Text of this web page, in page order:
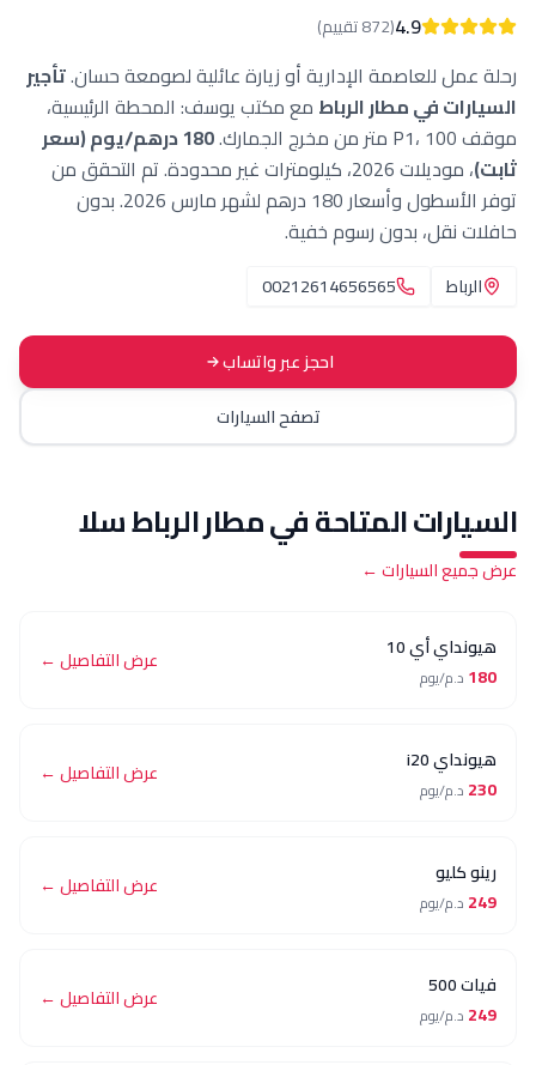
4.9
(
872تقييم)
للعاصمة الإدارية أو زيارة عائلية لصومعة حسان.تأجير
في مطار الرباطمع مكتب يوسف: المحطة الرئيسية،
180 درهم/يوم (سعر
، موديلات 2026، كيلومترات غير محدودة. تم التحقق من
توفر الأسطول وأسعار 180 درهم لشهر مارس 2026. بدون
بدون رسوم خفية.
00212614656565
احجز عبر واتساب
تصفح السيارات
المتاحة فيمطار الرباط سلا
←
أي 10 عرض التفاصيل ←
عرض التفاصيل ←
عرض التفاصيل ←
عرض التفاصيل ←